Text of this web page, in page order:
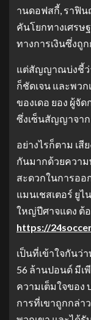
านดอฟสกี้, ราฟิน
คันโยกทางเศรษ
ทางการเงินซึ่งถู
แต่สัญญาณบ่งชี้ว่
ก็ชัดเจน และพว
ของเดอ ยอง ผู้จั
ซึ่งเซ็นสัญญาจาก
อย่างไรก็ตาม เ
กันมากด้วยควา
สะดวกในการออ
แมนเชสเตอร์ ยูไ
ใหญ่ปีศาจแดง ต้
https://
เป็นที่เข้าใจกันว่
56 ล้านปอนด์ มีเ
ความเต็มใจของ
การที่เขาถูกกล่า